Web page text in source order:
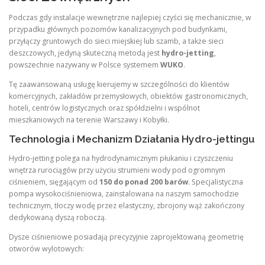
Podczas gdy instalacje wewnętrzne najlepiej czyści się mechanicznie, w
przypadku głównych poziomów kanalizacyjnych pod budynkami,
przyłączy gruntowych do sieci miejskiej lub szamb, a także sieci
deszczowych, jedyną skuteczną metodą jest hydro-jetting,
powszechnie nazywany w Polsce systemem WUKO.
Tę zaawansowaną usługę kierujemy w szczególności do klientów
komercyjnych, zakładów przemysłowych, obiektów gastronomicznych,
hoteli, centrów logistycznych oraz spółdzielni i wspólnot
mieszkaniowych na terenie Warszawy i Kobyłki.
Technologia i Mechanizm Działania Hydro-jettingu
Hydro-jetting polega na hydrodynamicznym płukaniu i czyszczeniu
wnętrza rurociągów przy użyciu strumieni wody pod ogromnym
ciśnieniem, sięgającym od 150 do ponad 200 barów. Specjalistyczna
pompa wysokociśnieniowa, zainstalowana na naszym samochodzie
technicznym, tłoczy wodę przez elastyczny, zbrojony wąż zakończony
dedykowaną dyszą roboczą.
Dysze ciśnieniowe posiadają precyzyjnie zaprojektowaną geometrię
otworów wylotowych: